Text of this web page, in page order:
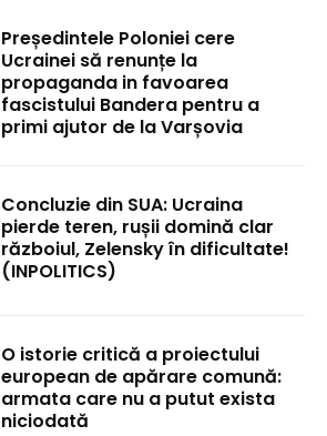
Președintele Poloniei cere
Ucrainei să renunțe la
propaganda in favoarea
fascistului Bandera pentru a
primi ajutor de la Varșovia
Concluzie din SUA: Ucraina
pierde teren, rușii domină clar
războiul, Zelensky în dificultate!
(INPOLITICS)
O istorie critică a proiectului
european de apărare comună:
armata care nu a putut exista
niciodată